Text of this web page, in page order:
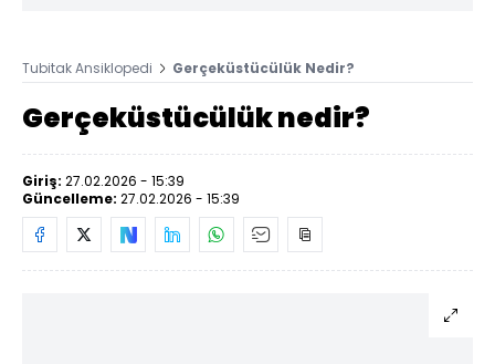
Tubitak Ansiklopedi Gerçeküstücülük Nedir?
Gerçeküstücülük nedir?
Giriş: 27.02.2026 - 15:39
Güncelleme: 27.02.2026 - 15:39